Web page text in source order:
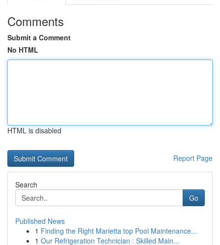
Comments
Submit a Comment
No HTML
HTML is disabled
Report Page
Search
Go
Published News
1 Finding the Right Marietta top Pool Maintenance...
1 Our Refrigeration Technician : Skilled Main...